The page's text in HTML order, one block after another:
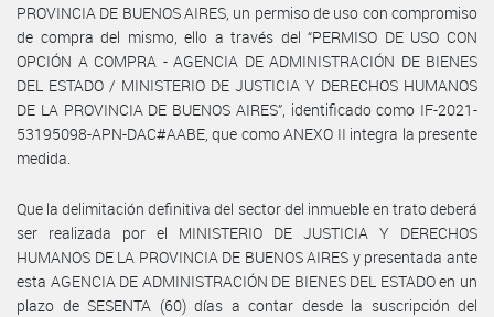
PROVINCIA DE BUENOS AIRES, un permiso de uso con compromiso
de compra del mismo, ello a través del “PERMISO DE USO CON
OPCIÓN A COMPRA - AGENCIA DE ADMINISTRACIÓN DE BIENES
DEL ESTADO / MINISTERIO DE JUSTICIA Y DERECHOS HUMANOS
DE LA PROVINCIA DE BUENOS AIRES”, identificado como IF-2021-
53195098-APN-DAC#AABE, que como ANEXO II integra la presente
medida.
Que la delimitación definitiva del sector del inmueble en trato deberá
ser realizada por el MINISTERIO DE JUSTICIA Y DERECHOS
HUMANOS DE LA PROVINCIA DE BUENOS AIRES y presentada ante
esta AGENCIA DE ADMINISTRACIÓN DE BIENES DEL ESTADO en un
plazo de SESENTA (60) días a contar desde la suscripción del